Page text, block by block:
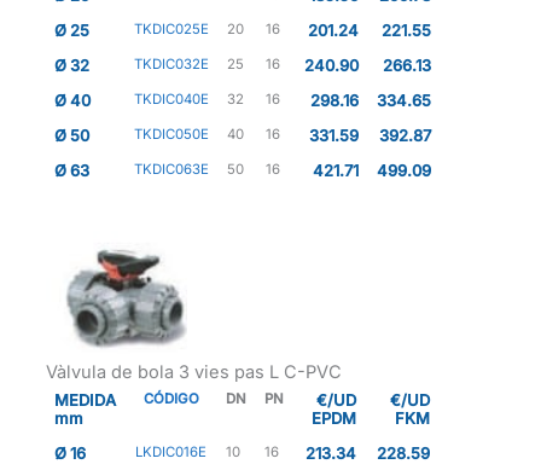
Ø 25
TKDIC025E 20 16 201.24
221.55
Ø 32
TKDIC032E 25 16 240.90
266.13
Ø 40
TKDIC040E 32 16 298.16
334.65
Ø 50
TKDIC050E 40 16 331.59
392.87
Ø 63
TKDIC063E 50 16 421.71 499.09
Vàlvula de bola 3 vies pas L C-PVC
MEDIDA
mm
CÓDIGO DN PN
€/UD
EPDM
€/UD
FKM
Ø 16
LKDIC016E 10 16 213.34
228.59